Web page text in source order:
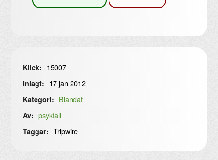
Klick: 15007
Inlagt: 17 jan 2012
Kategori: Blandat
Av: psykfall
Taggar: Tripwire